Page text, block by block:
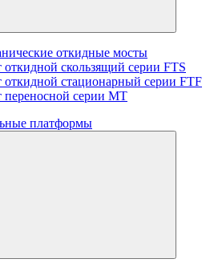
откидные мосты
скользящий серии FTS
откидной стационарный серии FTF
переносной серии MT
платформы